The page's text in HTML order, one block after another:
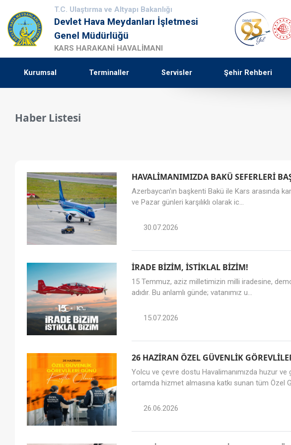
T.C. Ulaştırma ve Altyapı Bakanlığı
Devlet Hava Meydanları İşletmesi
Genel Müdürlüğü
KARS HARAKANİ HAVALİMANI
Kurumsal Terminaller Servisler Şehir Rehberi
Haber Listesi
HAVALİMANIMIZDA BAKÜ SEFERLERİ
Azerbaycan'ın başkenti Bakü ile Kars arasında
ve Pazar günleri karşılıklı olarak ic...
30.07.2026
İRADE BİZİM, İSTİKLAL BİZİM!
15 Temmuz, aziz milletimizin milli iradesine,
adıdır. Bu anlamlı günde; vatanımız u...
15.07.2026
26 HAZİRAN ÖZEL GÜVENLİK
Yolcu ve çevre dostu Havalimanımızda huzur ve
ortamda hizmet almasına katkı sunan tüm Özel
26.06.2026